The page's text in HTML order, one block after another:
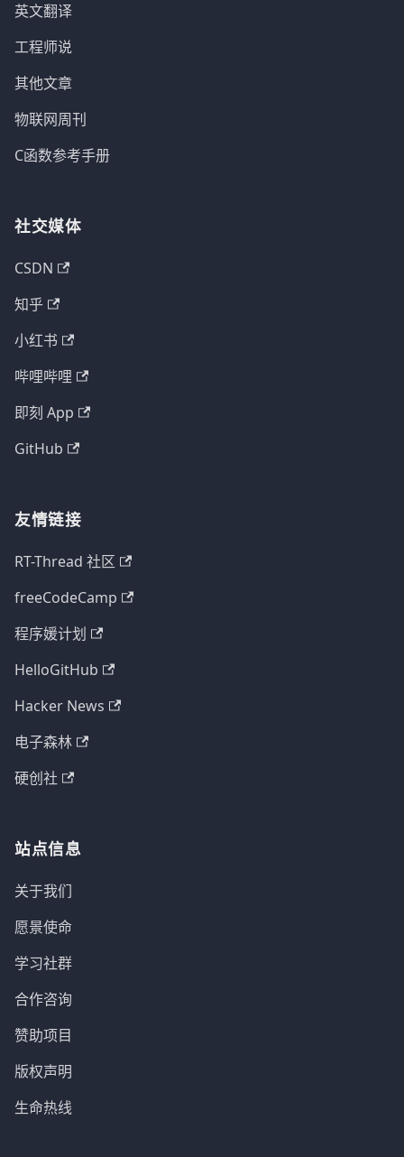
英文翻译
工程师说
其他文章
物联网周刊
C函数参考手册
社交媒体
CSDN
知乎
小红书
哔哩哔哩
即刻 App
GitHub
友情链接
RT-Thread 社区
freeCodeCamp
程序媛计划
HelloGitHub
Hacker News
电子森林
硬创社
站点信息
关于我们
愿景使命
学习社群
合作咨询
赞助项目
版权声明
生命热线